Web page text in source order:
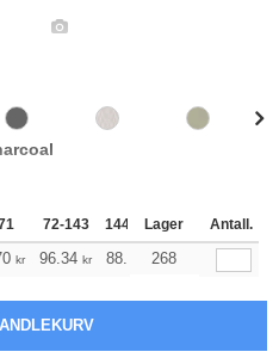
72-143 144-287 288 + Mer
Lager Antall.
kr 96.34 kr 88.87 kr 85.19
268